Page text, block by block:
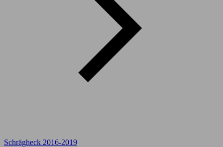
Schrägheck 2016-2019